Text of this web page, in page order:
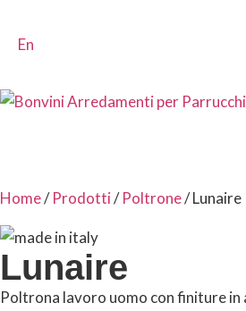
En
Home/Prodotti/Poltrone/ Lunaire
Lunaire
Poltrona lavoro uomo con finiture in